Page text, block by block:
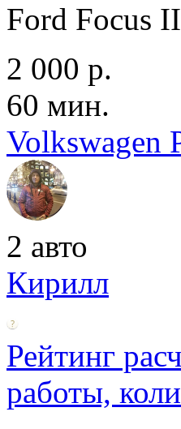
Ford Focus
2 000 р.
60 мин.
2 авто
Кирилл
Рейтинг
работы,